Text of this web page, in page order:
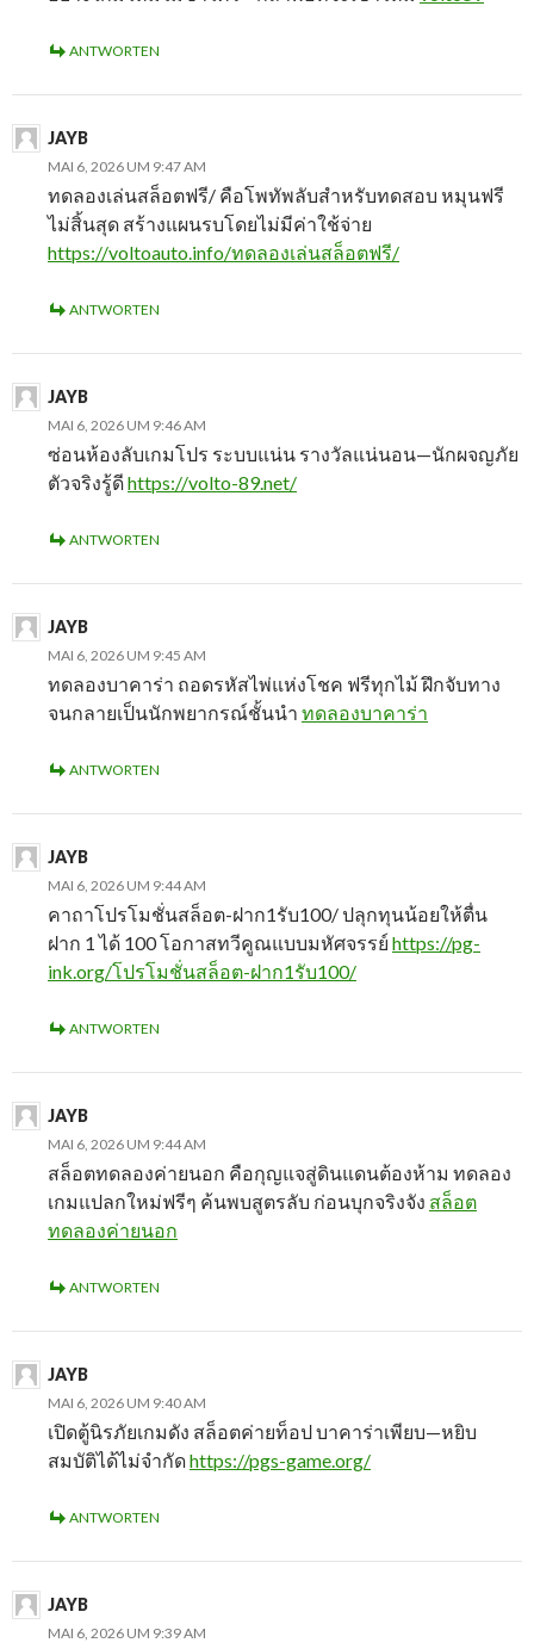
ANTWORTEN
JAYB
MAI 6, 2026 UM 9:47 AM
ทดลองเล่นสล็อตฟรี/ คือโพทัพลับสำหรับทดสอบ หมุนฟรี
ไม่สิ้นสุด สร้างแผนรบโดยไม่มีค่าใช้จ่าย
https://voltoauto.info/ทดลองเล่นสล็อตฟรี/
ANTWORTEN
JAYB
MAI 6, 2026 UM 9:46 AM
ซ่อนห้องลับเกมโปร ระบบแน่น รางวัลแน่นอน—นักผจญภัย
ตัวจริงรู้ดีhttps://volto-89.net/
ANTWORTEN
JAYB
MAI 6, 2026 UM 9:45 AM
ทดลองบาคาร่า ถอดรหัสไพ่แห่งโชค ฟรีทุกไม้ ฝึกจับทาง
จนกลายเป็นนักพยากรณ์ชั้นนำ ทดลองบาคาร่า
ANTWORTEN
JAYB
MAI 6, 2026 UM 9:44 AM
คาถาโปรโมชั่นสล็อต-ฝาก1รับ100/ ปลุกทุนน้อยให้ตื่น
ฝาก 1 ได้ 100 โอกาสทวีคูณแบบมหัศจรรย์ https://pg-
ink.org/โปรโมชั่นสล็อต-ฝาก1รับ100/
ANTWORTEN
JAYB
MAI 6, 2026 UM 9:44 AM
สล็อตทดลองค่ายนอก คือกุญแจสู่ดินแดนต้องห้าม ทดลอง
เกมแปลกใหม่ฟรีๆ ค้นพบสูตรลับ ก่อนบุกจริงจัง สล็อต
ทดลองค่ายนอก
ANTWORTEN
JAYB
MAI 6, 2026 UM 9:40 AM
เปิดตู้นิรภัยเกมดัง สล็อตค่ายท็อป บาคาร่าเพียบ—หยิบ
สมบัติได้ไม่จำกัดhttps://pgs-game.org/
ANTWORTEN
JAYB
MAI 6, 2026 UM 9:39 AM